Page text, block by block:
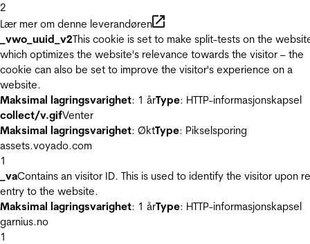
2
Lær mer om denne leverandøren
_vwo_uuid_v2This cookie is set to make split-tests on the
which optimizes the website's relevance towards the visitor – the
cookie can also be set to improve the visitor's experience on a
website.
Maksimal lagringsvarighet: 1 årType: HTTP-informasjonskapsel
collect/v.gifVenter
Maksimal lagringsvarighet: ØktType: Pikselsporing
assets.voyado.com
1
_vaContains an visitor ID. This is used to identify the visitor upon
entry to the website.
Maksimal lagringsvarighet: 1 årType: HTTP-informasjonskapsel
garnius.no
1